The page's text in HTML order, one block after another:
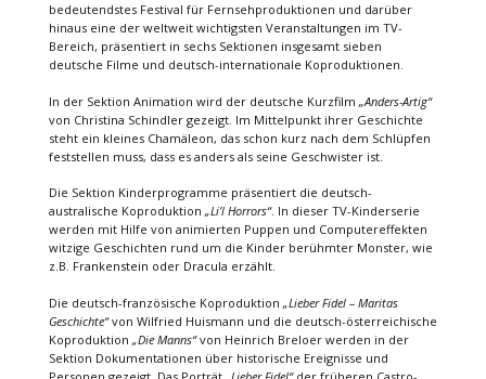
bedeutendstes Festival für Fernsehproduktionen und darüber
hinaus eine der weltweit wichtigsten Veranstaltungen im TV-
Bereich, präsentiert in sechs Sektionen insgesamt sieben
deutsche Filme und deutsch-internationale Koproduktionen.
In der Sektion Animation wird der deutsche Kurzfilm „Anders-Artig“
von Christina Schindler gezeigt. Im Mittelpunkt ihrer Geschichte
steht ein kleines Chamäleon, das schon kurz nach dem Schlüpfen
feststellen muss, dass es anders als seine Geschwister ist.
Die Sektion Kinderprogramme präsentiert die deutsch-
australische Koproduktion „Li’l Horrors“. In dieser TV-Kinderserie
werden mit Hilfe von animierten Puppen und Computereffekten
witzige Geschichten rund um die Kinder berühmter Monster, wie
z.B. Frankenstein oder Dracula erzählt.
Die deutsch-französische Koproduktion „Lieber Fidel – Maritas
Geschichte“von Wilfried Huismann und die deutsch-österreichische
Koproduktion „Die Manns“von Heinrich Breloer werden in der
Sektion Dokumentationen über historische Ereignisse und
Personen gezeigt. Das Porträt „Lieber Fidel“der früheren Castro-